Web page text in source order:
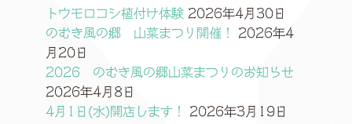
トウモロコシ植付け体験 2026年4月30日
のむき風の郷 山菜まつり開催！
2026年4
月20日
2026 のむき風の郷山菜まつりのお知らせ
2026年4月8日
4月1日(水)開店します！
2026年3月19日